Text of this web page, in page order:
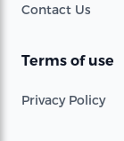
Contact Us
Terms of use
Privacy Policy